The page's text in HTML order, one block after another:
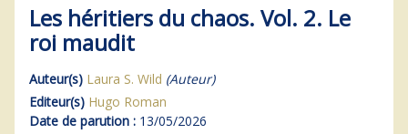
Les héritiers du chaos. Vol. 2. Le
roi maudit
Auteur(s) Laura S. Wild (Auteur)
Editeur(s) Hugo Roman
Date de parution : 13/05/2026